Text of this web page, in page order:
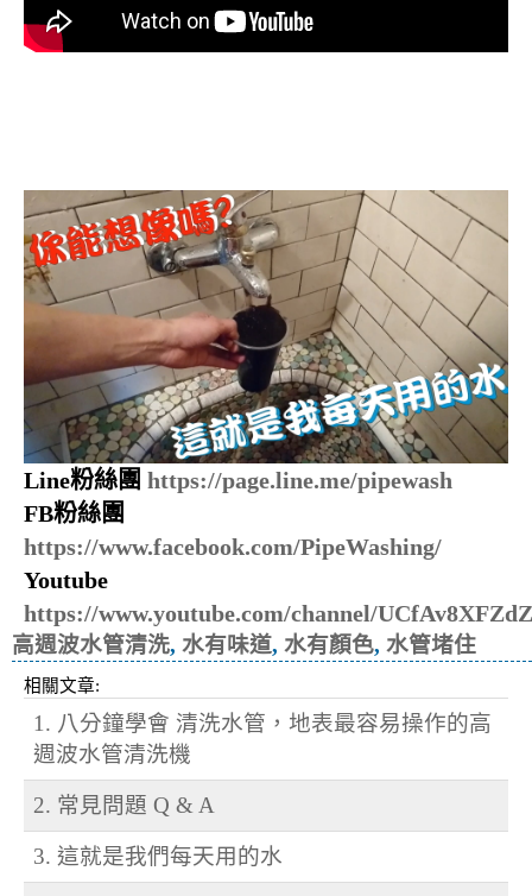
Line粉絲團 https://page.line.me/pipewash
FB粉絲團
https://www.facebook.com/PipeWashing/
Youtube
https://www.youtube.com/channel/
高週波水管清洗, 水有味道, 水有顏色, 水管堵住
相關文章:
1. 八分鐘學會 清洗水管，地表最容易操作的高
週波水管清洗機
2. 常見問題 Q & A
3. 這就是我們每天用的水